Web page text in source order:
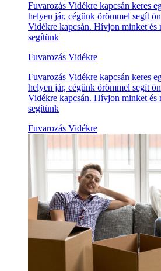
Fuvarozás Vidékre kapcsán keres
helyen jár, cégünk örömmel segít
Vidékre kapcsán. Hívjon minket és
segítünk
Fuvarozás Vidékre
Fuvarozás Vidékre kapcsán keres
helyen jár, cégünk örömmel segít
Vidékre kapcsán. Hívjon minket és
segítünk
Fuvarozás Vidékre